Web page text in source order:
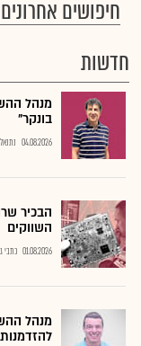
חיפושים אחרונים
חדשות
מנהל
בונקר"
04.08.2026
הבכיר
השווקים
01.08.2026 כתבי
מנהל
להזדמנות